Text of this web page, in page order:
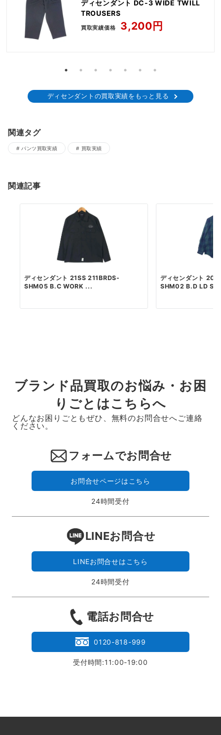
ディセンダント DC-3 WIDE TWILL
TROUSERS
買取実績価格 3,200円
ディセンダントの買取実績をもっと見る
関連タグ
パンツ買取実績 買取実績
関連記事
ディセンダント 21SS 211BRDS-
SHM05 B.C WORK ...
ディセンダント
SHM02 B.D LD
ブランド品買取のお悩み・お困
りごとはこちらへ
どんなお困りごともぜひ、無料のお問合せへご連絡
ください。
フォームでお問合せ
お問合せページはこちら
24時間受付
LINEお問合せ
LINEお問合せはこちら
24時間受付
電話お問合せ
0120-818-999
受付時間:11:00-19:00